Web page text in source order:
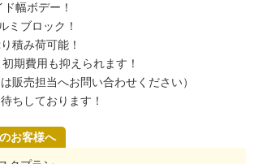
幅ボデー！
ミブロック！
積み荷可能！
期費用も抑えられます！
販売担当へお問い合わせください）
ちしております！
お客様へ